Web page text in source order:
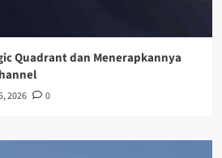
Quadrant dan Menerapkannya
2026 0